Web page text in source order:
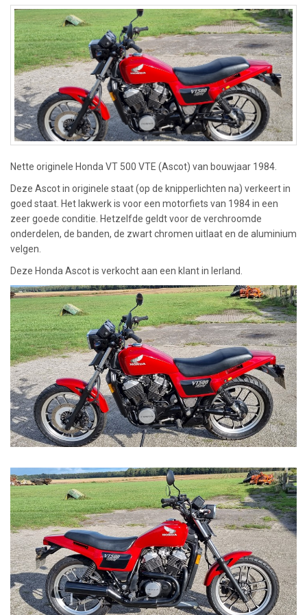
Nette originele Honda VT 500 VTE (Ascot) van bouwjaar 1984.
Deze Ascot in originele staat (op de knipperlichten na) verkeert in
goed staat. Het lakwerk is voor een motorfiets van 1984 in een
zeer goede conditie. Hetzelfde geldt voor de verchroomde
onderdelen, de banden, de zwart chromen uitlaat en de aluminium
velgen.
Deze Honda Ascot is verkocht aan een klant in Ierland.